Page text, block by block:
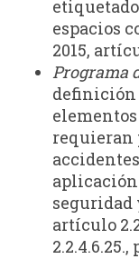
espacios
2015,
Programa
definición
requieran
aplicación
seguridad
artículo
2.2.4.6.25.,